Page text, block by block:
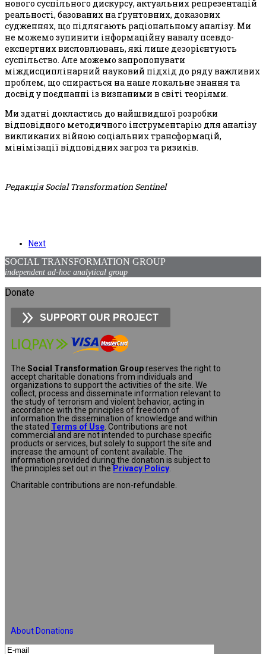
нового суспільного дискурсу, актуальних репрезентацій
реальності, базованих на ґрунтовних, доказових
судженнях, що підлягають раціональному аналізу. Ми
не можемо зупинити інформаційну навалу псевдо-
експертних висловлювань, які лише дезорієнтують
суспільство. Але можемо запропонувати
міждисциплінарний науковий підхід до ряду важливих
проблем, що спирається на наше локальне знання та
досвід у поєднанні із визнаними в світі теоріями.
Ми здатні докластись до найшвидшої розробки
відповідного методичного інструментарію для аналізу
викликаних війною соціальних трансформацій,
мінімізації відповідних загроз та ризиків.
Редакція Social Transformation Sentinel
Next
SOCIAL TRANSFORMATION GROUP
independent ad-hoc analytical group
Donate
SUPPORT OUR PROJECT
The Social Transformation Groupreserves the right to
accept charitable donations from individuals and
organizations to support the activities of the site. We
collect, process and disseminate information relevant to
the study of terrorism and violent behavior, acting in
accordance with the principles of freedom of
information the dissemination of knowledge and within
the stated Terms of Use . Contributions are not
commercial and are not intended to purchase specific
products or services, but solely to support the site and
increase the amount of content available. The
information provided during the donation is subject to
the principles set out in the Privacy Policy
Charitable contributions are non-refundable.
About Donations